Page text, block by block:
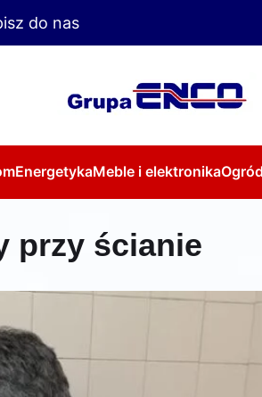
do nas
EnergetykaMeble i elektronikaOgród
przy ścianie